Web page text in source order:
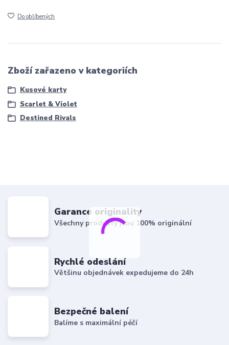
Do oblíbených
Zboží zařazeno v kategoriích
Kusové karty
Scarlet & Violet
Destined Rivals
Garance originality
Všechny produkty jsou 100% originální
Rychlé odeslání
Většinu objednávek expedujeme do 24h
Bezpečné balení
Balíme s maximální péčí